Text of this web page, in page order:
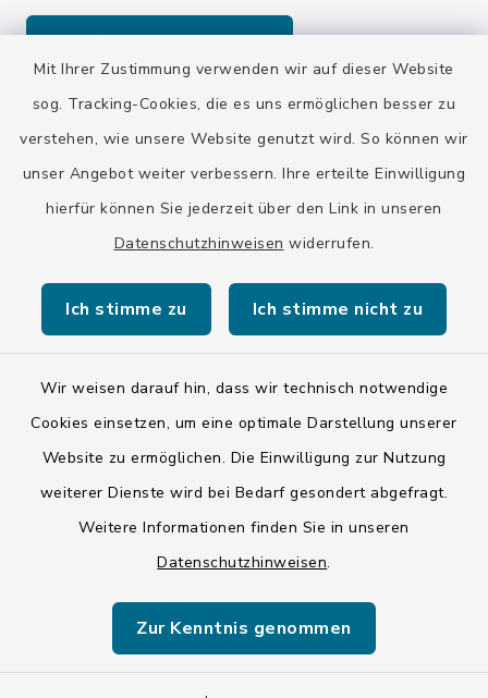
Mit Ihrer Zustimmung verwenden wir auf dieser Website
sog. Tracking-Cookies, die es uns ermöglichen besser zu
verstehen, wie unsere Website genutzt wird. So können wir
unser Angebot weiter verbessern. Ihre erteilte Einwilligung
hierfür können Sie jederzeit über den Link in unseren
Datenschutzhinweisen widerrufen.
Ich stimme zu Ich stimme nicht zu
Wir weisen darauf hin, dass wir technisch notwendige
Cookies einsetzen, um eine optimale Darstellung unserer
Website zu ermöglichen. Die Einwilligung zur Nutzung
weiterer Dienste wird bei Bedarf gesondert abgefragt.
Weitere Informationen finden Sie in unseren
Datenschutzhinweisen.
Zur Kenntnis genommen
Terminanfrage senden
Quicklinks
Stadt Wolfratshausen
Kontakt
Barrierefreiheit
Datenschutz
Impressum
ISIS 12
Sitemap